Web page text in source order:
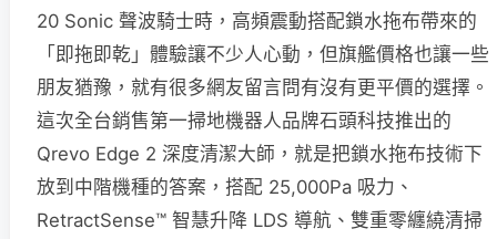
20 Sonic 聲波騎士時，高頻震動搭配鎖水拖布帶來的
「即拖即乾」體驗讓不少人心動，但旗艦價格也讓一些
朋友猶豫，就有很多網友留言問有沒有更平價的選擇。
這次全台銷售第一掃地機器人品牌石頭科技推出的
Qrevo Edge 2 深度清潔大師，就是把鎖水拖布技術下
放到中階機種的答案，搭配 25,000Pa 吸力、
RetractSense™ 智慧升降 LDS 導航、雙重零纏繞清掃